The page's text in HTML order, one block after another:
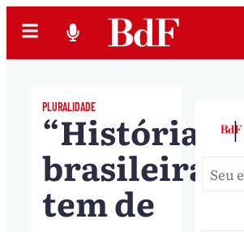
PLURALIDADE
“História
brasileira
tem de
|